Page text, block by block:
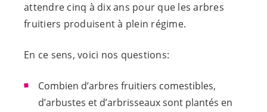
attendre cinq à dix ans pour que les arbres
fruitiers produisent à plein régime.
En ce sens, voici nos questions:
Combien d’arbres fruitiers comestibles,
d’arbustes et d’arbrisseaux sont plantés en